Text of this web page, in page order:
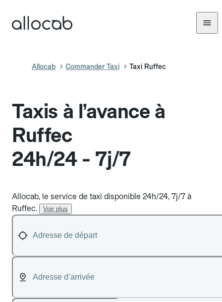
Allocab Commander Taxi Taxi Ruffec
Taxis à l’avance à
Ruffec
24h/24 - 7j/7
Allocab, le service de taxi disponible 24h/24, 7j/7 à
Ruffec.
Voir plus